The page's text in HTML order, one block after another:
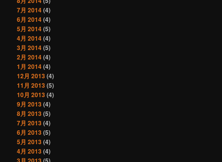
7月 2014(4)
6月 2014(4)
5月 2014(5)
4月 2014(4)
3月 2014(5)
2月 2014(4)
1月 2014(4)
12月 2013(4)
11月 2013(5)
10月 2013(4)
9月 2013(4)
8月 2013(5)
7月 2013(4)
6月 2013(5)
5月 2013(4)
4月 2013(4)